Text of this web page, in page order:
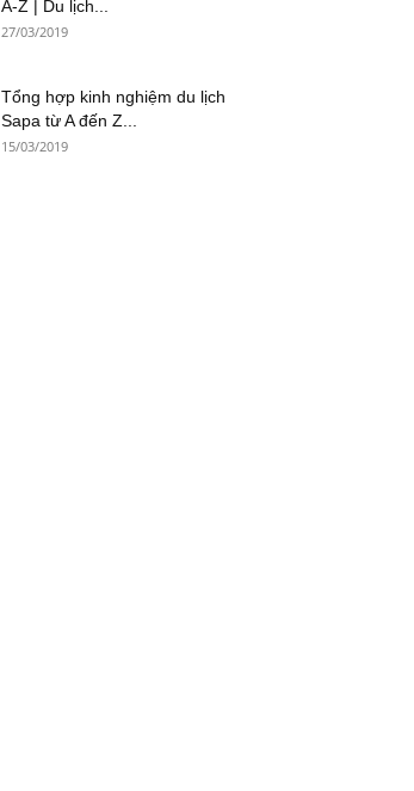
A-Z | Du lịch...
27/03/2019
Tổng hợp kinh nghiệm du lịch
Sapa từ A đến Z...
15/03/2019